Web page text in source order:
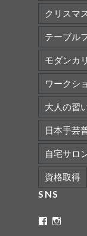
クリスマ
テーブル
モダンカ
ワークシ
大人の習
日本手芸
自宅サロ
資格取得
SNS